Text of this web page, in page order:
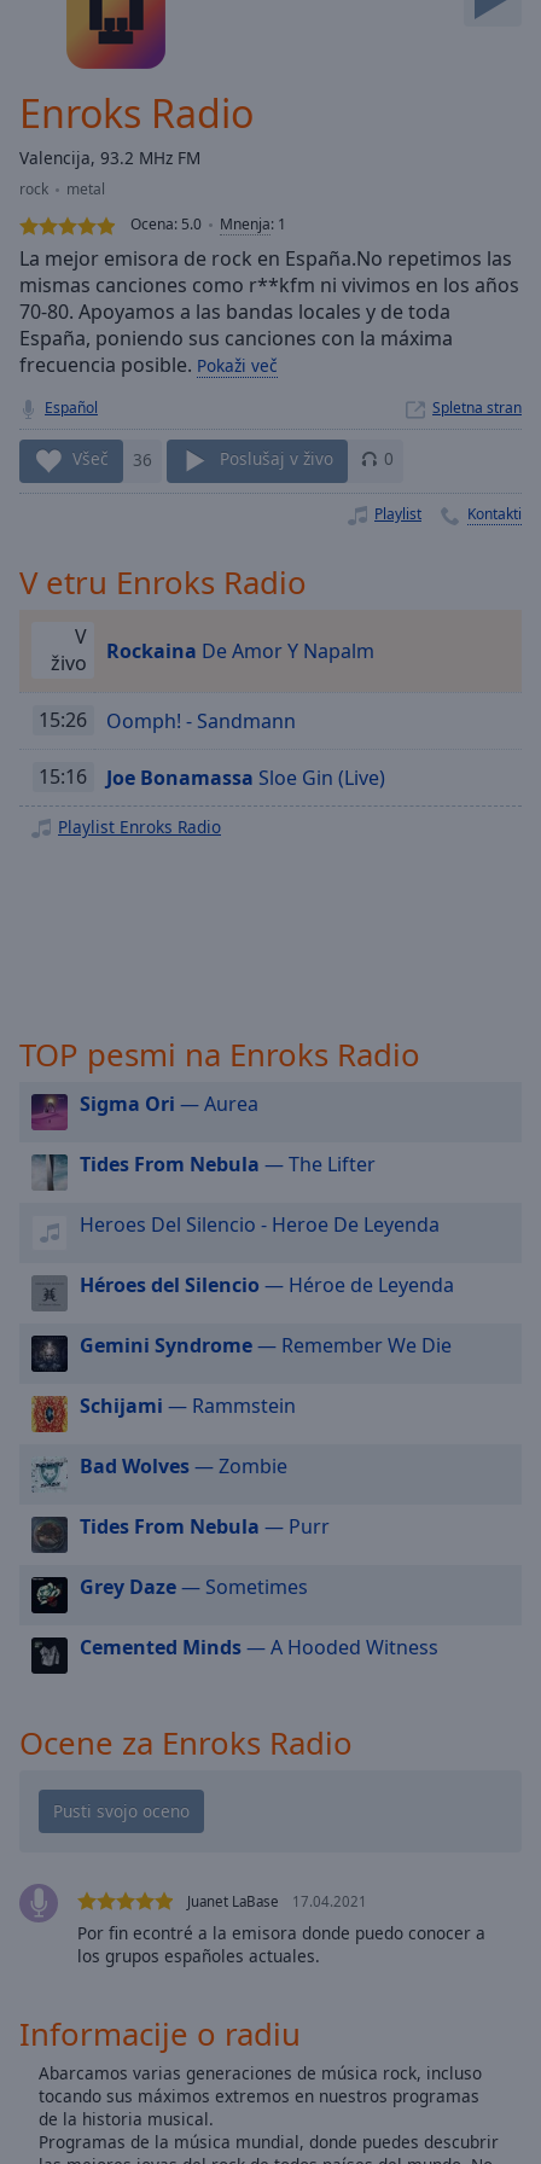
Current
Time 0:00
Duration -:-
Loaded :
0.00%
Stream
TypeLIVE
Seek to
live,
currently
behind
Remaining
Time-
Chapters
off,
subtitles
selected
Audio
Track
in-
Fullscreen
This
window.
Beginning
dialog
window.
Escape
close
window.
Opacity
Opacity
Caption
Enroks Radio
Valencija, 93.2 MHz FM
rock
metal
Ocena: 5.0 Mnenja: 1
La mejor emisora de rock en España.No repetimos las
mismas canciones como r**kfm ni vivimos en los años
70-80. Apoyamos a las bandas locales y de toda
España, poniendo sus canciones con la máxima
frecuencia posible. Pokaži več
Español Spletna stran
Všeč 36 Poslušaj v živo 0
Playlist Kontakti
V etru Enroks Radio
V
živo
Rockaina De Amor Y Napalm
15:26 Oomph! - Sandmann
15:16 Joe Bonamassa Sloe Gin (Live)
Playlist Enroks Radio
TOP pesmi na Enroks Radio
Sigma Ori — Aurea
Tides From Nebula — The Lifter
Heroes Del Silencio - Heroe De Leyenda
Héroes del Silencio — Héroe de Leyenda
Gemini Syndrome— Remember We Die
Schijami — Rammstein
Bad Wolves— Zombie
Tides From Nebula — Purr
Grey Daze— Sometimes
Cemented Minds— A Hooded Witness
Ocene za Enroks Radio
Juanet LaBase 17.04.2021
Por fin econtré a la emisora donde puedo conocer a
los grupos españoles actuales.
Informacije o radiu
Abarcamos varias generaciones de música rock, incluso
tocando sus máximos extremos en nuestros programas
de la historia musical.
Programas de la música mundial, donde puedes descubrir